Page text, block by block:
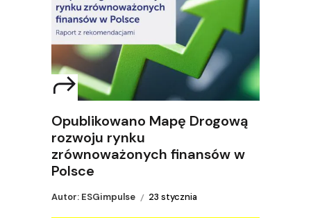
Opublikowano Mapę Drogową
rozwoju rynku
zrównoważonych finansów w
Polsce
Autor: ESGimpulse 23 stycznia